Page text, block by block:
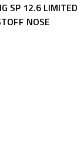
SP 12.6 LIMITED
NOSE